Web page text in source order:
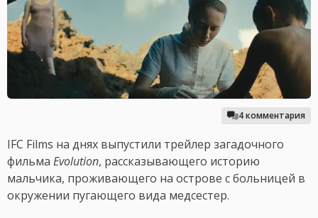
4 комментария
IFC Films на днях выпустили трейлер загадочного
фильма Evolution, рассказывающего историю
мальчика, проживающего на острове с больницей в
окружении пугающего вида медсестер.